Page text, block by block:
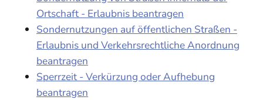
Ortschaft - Erlaubnis beantragen
Sondernutzungen auf öffentlichen Straßen -
Erlaubnis und Verkehrsrechtliche Anordnung
beantragen
Sperrzeit - Verkürzung oder Aufhebung
beantragen